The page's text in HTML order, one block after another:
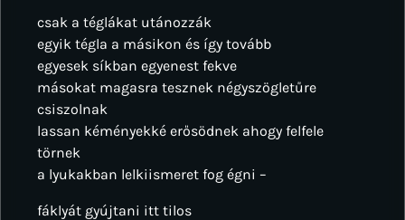
csak a téglákat utánozzák
egyik tégla a másikon és így tovább
egyesek síkban egyenest fekve
másokat magasra tesznek négyszögletűre
csiszolnak
lassan kéményekké erősödnek ahogy felfele
törnek
a lyukakban lelkiismeret fog égni –
fáklyát gyújtani itt tilos